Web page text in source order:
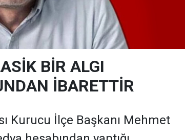
BİR ALGI
İBARETTİR
Kurucu İlçe Başkanı Mehmet